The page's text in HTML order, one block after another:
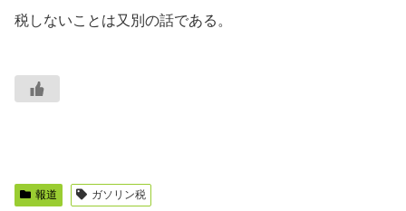
税しないことは又別の話である。
報道 ガソリン税